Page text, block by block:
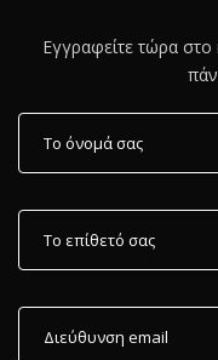
Εγγραφείτε τώρα